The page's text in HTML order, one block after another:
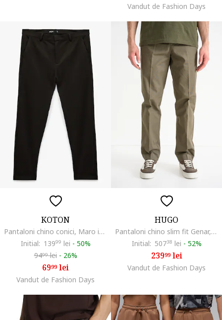
Vandut de Fashion Days
KOTON
Pantaloni chino conici, Maro inchis
Initial: 13999 lei - 50%
9499lei - 26%
6999lei
Vandut de Fashion Days
HUGO
Pantaloni chino slim fit Genar, Maro taupe
Initial: 50738 lei - 52%
23999lei
Vandut de Fashion Days